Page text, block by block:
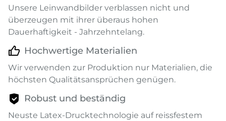
Unsere Leinwandbilder verblassen nicht und
überzeugen mit ihrer überaus hohen
Dauerhaftigkeit - Jahrzehntelang.
Hochwertige Materialien
Wir verwenden zur Produktion nur Materialien, die
höchsten Qualitätsansprüchen genügen.
Robust und beständig
Neuste Latex-Drucktechnologie auf reissfestem